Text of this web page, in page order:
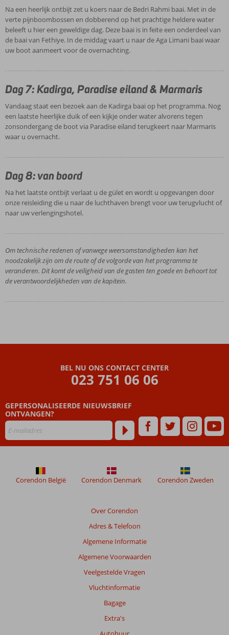
Na een heerlijk ontbijt zet u koers naar de Bedri Rahmi baai. Met in de
verte pijnboombossen en dobberend op het prachtige heldere water
beleeft u hier een geweldige dag. Deze baai is in feite een onderdeel van
de baai van Fethiye. In de middag vaart u naar de Aga Limani baai waar
uw boot aanmeert voor de overnachting.
Dag 7: Kadirga, Paradise eiland & Marmaris
Vandaag staat een bezoek aan de Kadirga baai op het programma. Nog
een laatste heerlijke duik of een kijkje onder water alvorens tegen
zonsondergang de boot via Paradise eiland terugkeert naar Marmaris
waar u overnacht.
Dag 8: van boord
Na het laatste ontbijt verlaat u de gület en wordt u opgevangen door
onze reisleiding die u naar de luchthaven brengt voor uw terugvlucht of
naar uw verlengingshotel.
Om technische redenen of vanwege weersomstandigheden kan het
noodzakelijk zijn om de route of de volgorde van het programma te
veranderen. Dit komt de veiligheid van de gasten ten goede en behoort tot
de verantwoordelijkheden van de kapitein.
BEL NU ONS CONTACT CENTER
023 751 06 06
GEPERSONALISEERDE NIEUWSBRIEF
ONTVANGEN?
Over Corendon
Adres & Telefoon
Algemene Informatie
Algemene Voorwaarden
Veelgestelde Vragen
Vluchtinformatie
Bagage
Extra's
Corendon België Corendon Denmark Corendon Zweden